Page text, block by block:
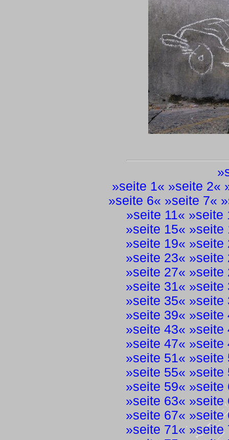
»
»seite 1« »seite 2«
»seite 6« »seite 7« »
»seite 11« »seite
»seite 15« »seite
»seite 19« »seite
»seite 23« »seite
»seite 27« »seite
»seite 31« »seite
»seite 35« »seite
»seite 39« »seite
»seite 43« »seite
»seite 47« »seite
»seite 51« »seite
»seite 55« »seite
»seite 59« »seite
»seite 63« »seite
»seite 67« »seite
»seite 71« »seite